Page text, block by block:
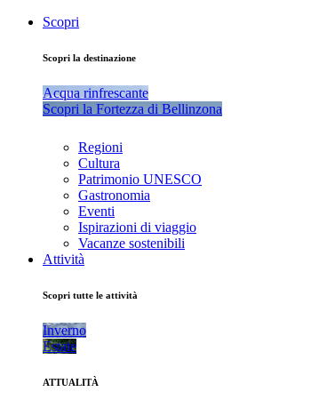
Scopri
Scopri la destinazione
Acqua rinfrescante
Scopri la Fortezza di Bellinzona
Regioni
Cultura
Patrimonio UNESCO
Gastronomia
Eventi
Ispirazioni di viaggio
Vacanze sostenibili
Attività
Scopri tutte le attività
Inverno
Estate
ATTUALITÀ